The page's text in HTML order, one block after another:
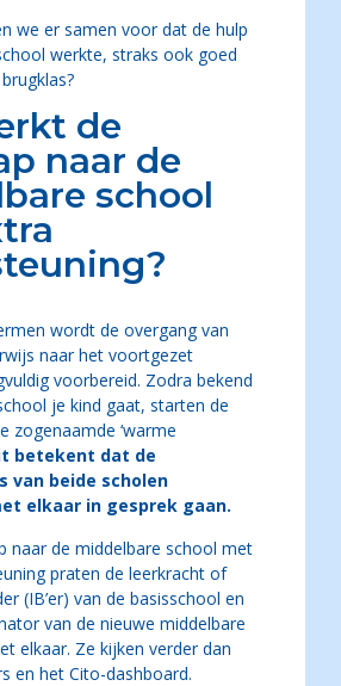
we er samen voor dat de hulp
werkte, straks ook goed
de
naar de
school
wordt de overgang van
naar het voortgezet
voorbereid. Zodra bekend
je kind gaat, starten de
zogenaamde ‘warme
betekent dat de
van beide scholen
elkaar in gesprek gaan.
naar de middelbare school met
praten de leerkracht of
(IB’er) van de basisschool en
van de nieuwe middelbare
elkaar. Ze kijken verder dan
en het Cito-dashboard.